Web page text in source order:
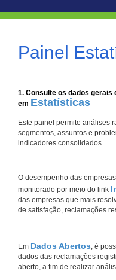
Painel
1. Consulte os dados gerais
em Estatísticas
Este painel permite análises
segmentos, assuntos e
indicadores consolidados.
O desempenho das
monitorado por meio do link
das empresas que mais
de satisfação, reclamações
Em Dados Abertos, é
dados das reclamações
aberto, a fim de realizar